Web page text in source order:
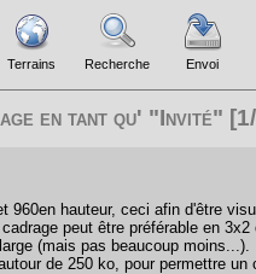
Terrains Recherche Envoi
en tant qu' "Invité"
960en hauteur, ceci afin d'être
peut être préférable en 3x2
(mais pas beaucoup moins...).
de 250 ko, pour permettre un